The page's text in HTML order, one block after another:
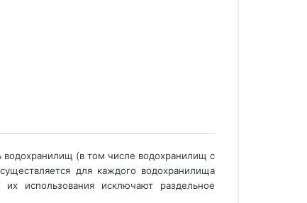
водохранилищ (в том числе водохранилищ с
для каждого водохранилища
использования исключают раздельное